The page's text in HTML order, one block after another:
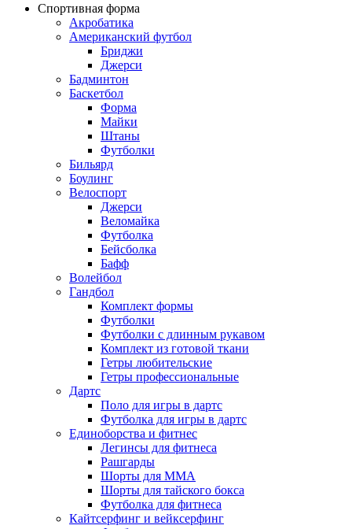
Спортивная форма
Акробатика
Американский футбол
Бриджи
Джерси
Бадминтон
Баскетбол
Форма
Майки
Штаны
Футболки
Бильярд
Боулинг
Велоспорт
Джерси
Веломайка
Футболка
Бейсболка
Бафф
Волейбол
Гандбол
Комплект формы
Футболки
Футболки с длинным рукавом
Комплект из готовой ткани
Гетры любительские
Гетры профессиональные
Дартс
Поло для игры в дартс
Футболка для игры в дартс
Единоборства и фитнес
Легинсы для фитнеса
Рашгарды
Шорты для MMA
Шорты для тайского бокса
Футболка для фитнеса
Кайтсерфинг и вейксерфинг